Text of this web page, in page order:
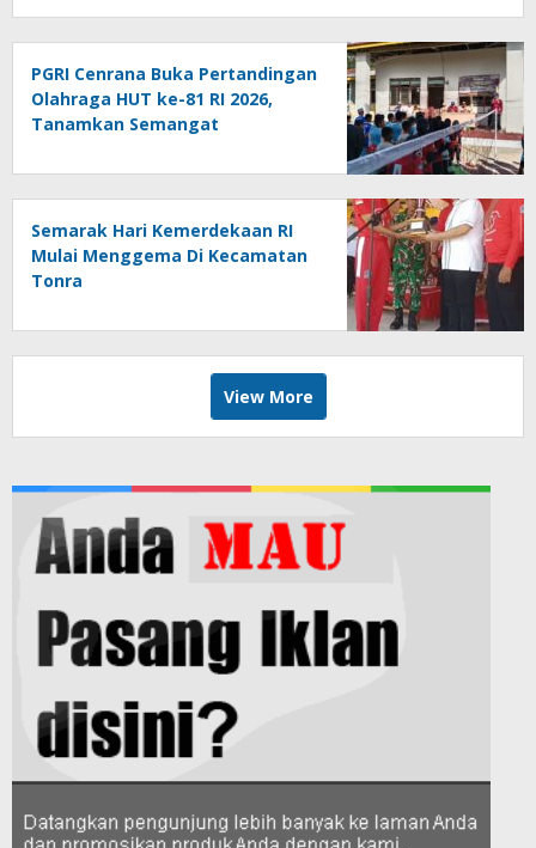
PGRI Cenrana Buka Pertandingan
Olahraga HUT ke-81 RI 2026,
Tanamkan Semangat
Semarak Hari Kemerdekaan RI
Mulai Menggema Di Kecamatan
Tonra
View More